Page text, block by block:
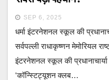
SEP 6, 2025
धर्मा इंटरनेशनल स्कूल की
सर्वपल्ली राधाकृष्णन मेमोरियल
इंटरनेशनल स्कूल की
‘कॉन्स्टिट्यूशन क्लब…